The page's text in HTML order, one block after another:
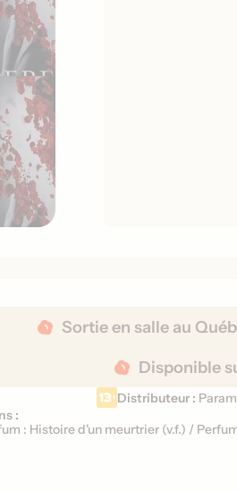
Sortie en salle au
Disponible
Distributeur :
:
: Histoire d'un meurtrier (v.f.) /